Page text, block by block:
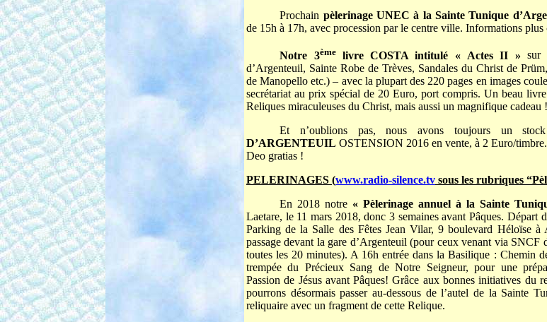
Prochain pèlerinage UNEC à la Sainte Tunique
de 15h à 17h, avec procession par le centre ville. Informations plus
Notre 3èmelivre COSTA intitulé « Actes II » sur
d’Argenteuil, Sainte Robe de Trèves, Sandales du Christ de
de Manopello etc.) – avec la plupart des 220 pages en images
secrétariat au prix spécial de 20 Euro, port compris. Un beau
Reliques miraculeuses du Christ, mais aussi un magnifique cadeau !
Et n’oublions pas, nous avons toujours un
D’ARGENTEUIL OSTENSION 2016 en vente, à 2 Euro/
Deo gratias !
PELERINAGES (www.radio-silence.tv sous les rubriques
En 2018 notre « Pèlerinage annuel à la Sainte
Laetare, le 11 mars 2018, donc 3 semaines avant Pâques. Départ
Parking de la Salle des Fêtes Jean Vilar, 9 boulevard Héloïse
passage devant la gare d’Argenteuil (pour ceux venant via SNCF
toutes les 20 minutes). A 16h entrée dans la Basilique : Chemin
trempée du Précieux Sang de Notre Seigneur, pour une
Passion de Jésus avant Pâques! Grâce aux bonnes initiatives du
pourrons désormais passer au-dessous de l’autel de la Sainte
reliquaire avec un fragment de cette Relique.